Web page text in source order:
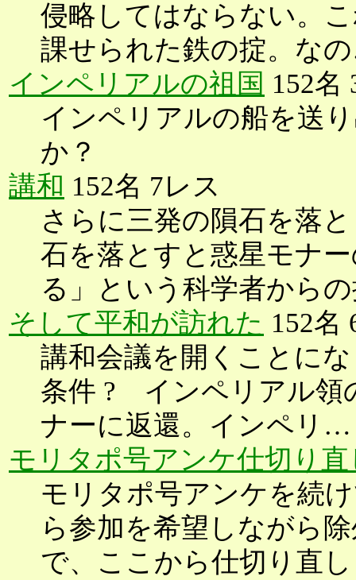
侵略してはならない。
課せられた鉄の掟。な
インペリアルの祖国 152名
インペリアルの船を送
か？
講和 152名 7レス
さらに三発の隕石を落
石を落とすと惑星モナ
る」という科学者から
そして平和が訪れた 152名
講和会議を開くことに
条件 ? インペリアル領
ナーに返還。インペリ…
モリタポ号アンケ仕切り直
モリタポ号アンケを続
ら参加を希望しながら
で、ここから仕切り直